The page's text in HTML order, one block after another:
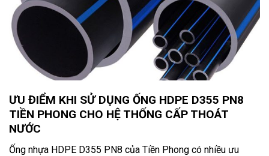
ƯU ĐIỂM KHI SỬ DỤNG ỐNG HDPE D355 PN8
TIỀN PHONG CHO HỆ THỐNG CẤP THOÁT
NƯỚC
Ống nhựa HDPE D355 PN8 của Tiền Phong có nhiều ưu